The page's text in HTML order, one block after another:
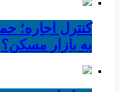
کنترل اجاره؛
به بازار مسکن؟